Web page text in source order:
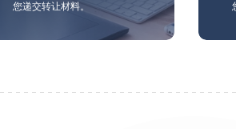
您递交转让材料。